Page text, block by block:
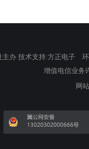
办 技术支持:方正电子
增值电信业务
网